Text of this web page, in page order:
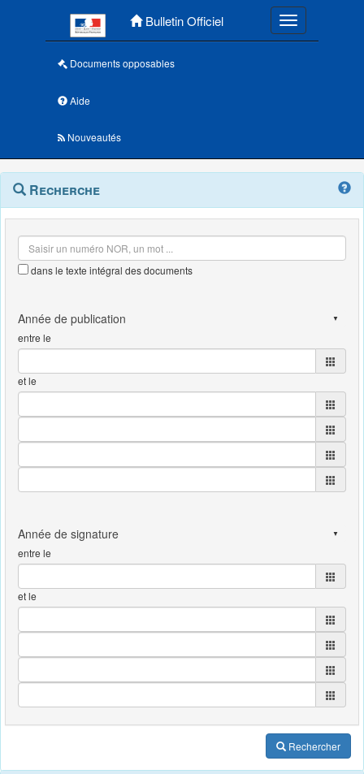
Bulletin Officiel Toggle
Documents opposables
Aide
Nouveautés
Navigation
outils
Menu
contextuel
Recherche
dans le texte intégral des documents
entre le
et le
entre le
et le
Rechercher